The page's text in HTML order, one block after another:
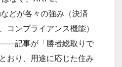
どが各々の強み（決済
コンプライアンス機能）
記事が「勝者総取りで
おり、用途に応じた住み